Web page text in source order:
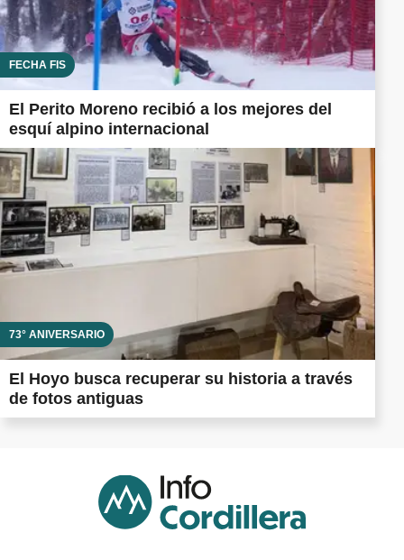
FECHA FIS
El Perito Moreno recibió a los mejores del
esquí alpino internacional
73° ANIVERSARIO
El Hoyo busca recuperar su historia a través
de fotos antiguas